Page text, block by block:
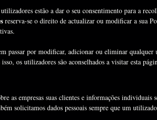
estão a dar o seu consentimento para a
reserva-se o direito de actualizar ou modificar a sua
passar por modificar, adicionar ou eliminar qualquer
os utilizadores são aconselhados a visitar esta
as empresas suas clientes e informações individuais
solicitamos dados pessoais sempre que um